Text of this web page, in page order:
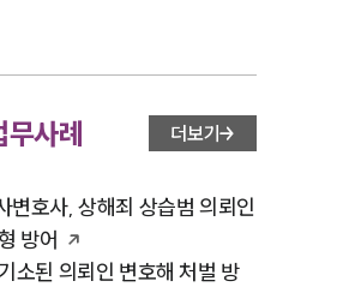
무사례 더보기
변호사, 상해죄 상습범 의뢰인
방어
소된 의뢰인 변호해 처벌 방